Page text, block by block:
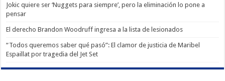
Jokic quiere ser ‘Nuggets para siempre’, pero la eliminación lo pone a
pensar
El derecho Brandon Woodruff ingresa a la lista de lesionados
“Todos queremos saber qué pasó”: El clamor de justicia de Maribel
Espaillat por tragedia del Jet Set